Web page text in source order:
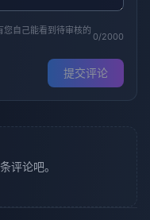
自己能看到待审核的
0/2000
提交评论
评论吧。